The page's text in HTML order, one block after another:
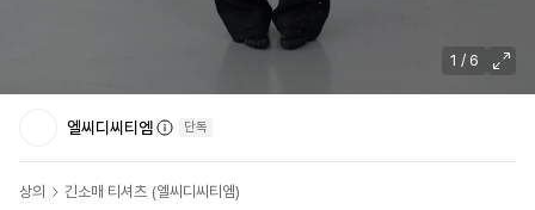
1 / 6
엘씨디씨티엠 단독
상의 긴소매 티셔츠 (엘씨디씨티엠)